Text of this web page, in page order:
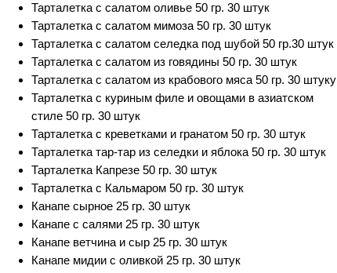
Тарталетка с салатом оливье 50 гр. 30 штук
Тарталетка с салатом мимоза 50 гр. 30 штук
Тарталетка с салатом селедка под шубой 50 гр.30 штук
Тарталетка с салатом из говядины 50 гр. 30 штук
Тарталетка с салатом из крабового мяса 50 гр. 30 штуку
Тарталетка с куриным филе и овощами в азиатском
стиле 50 гр. 30 штук
Тарталетка с креветками и гранатом 50 гр. 30 штук
Тарталетка тар-тар из селедки и яблока 50 гр. 30 штук
Тарталетка Капрезе 50 гр. 30 штук
Тарталетка с Кальмаром 50 гр. 30 штук
Канапе сырное 25 гр. 30 штук
Канапе с салями 25 гр. 30 штук
Канапе ветчина и сыр 25 гр. 30 штук
Канапе мидии с оливкой 25 гр. 30 штук